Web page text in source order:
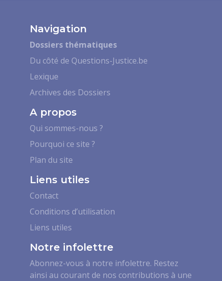
Navigation
Dossiers thématiques
Du côté de Questions-Justice.be
Lexique
Archives des Dossiers
A propos
Qui sommes-nous ?
Pourquoi ce site ?
Plan du site
Liens utiles
Contact
Conditions d’utilisation
Liens utiles
Notre infolettre
Abonnez-vous à notre infolettre. Restez
ainsi au courant de nos contributions à une